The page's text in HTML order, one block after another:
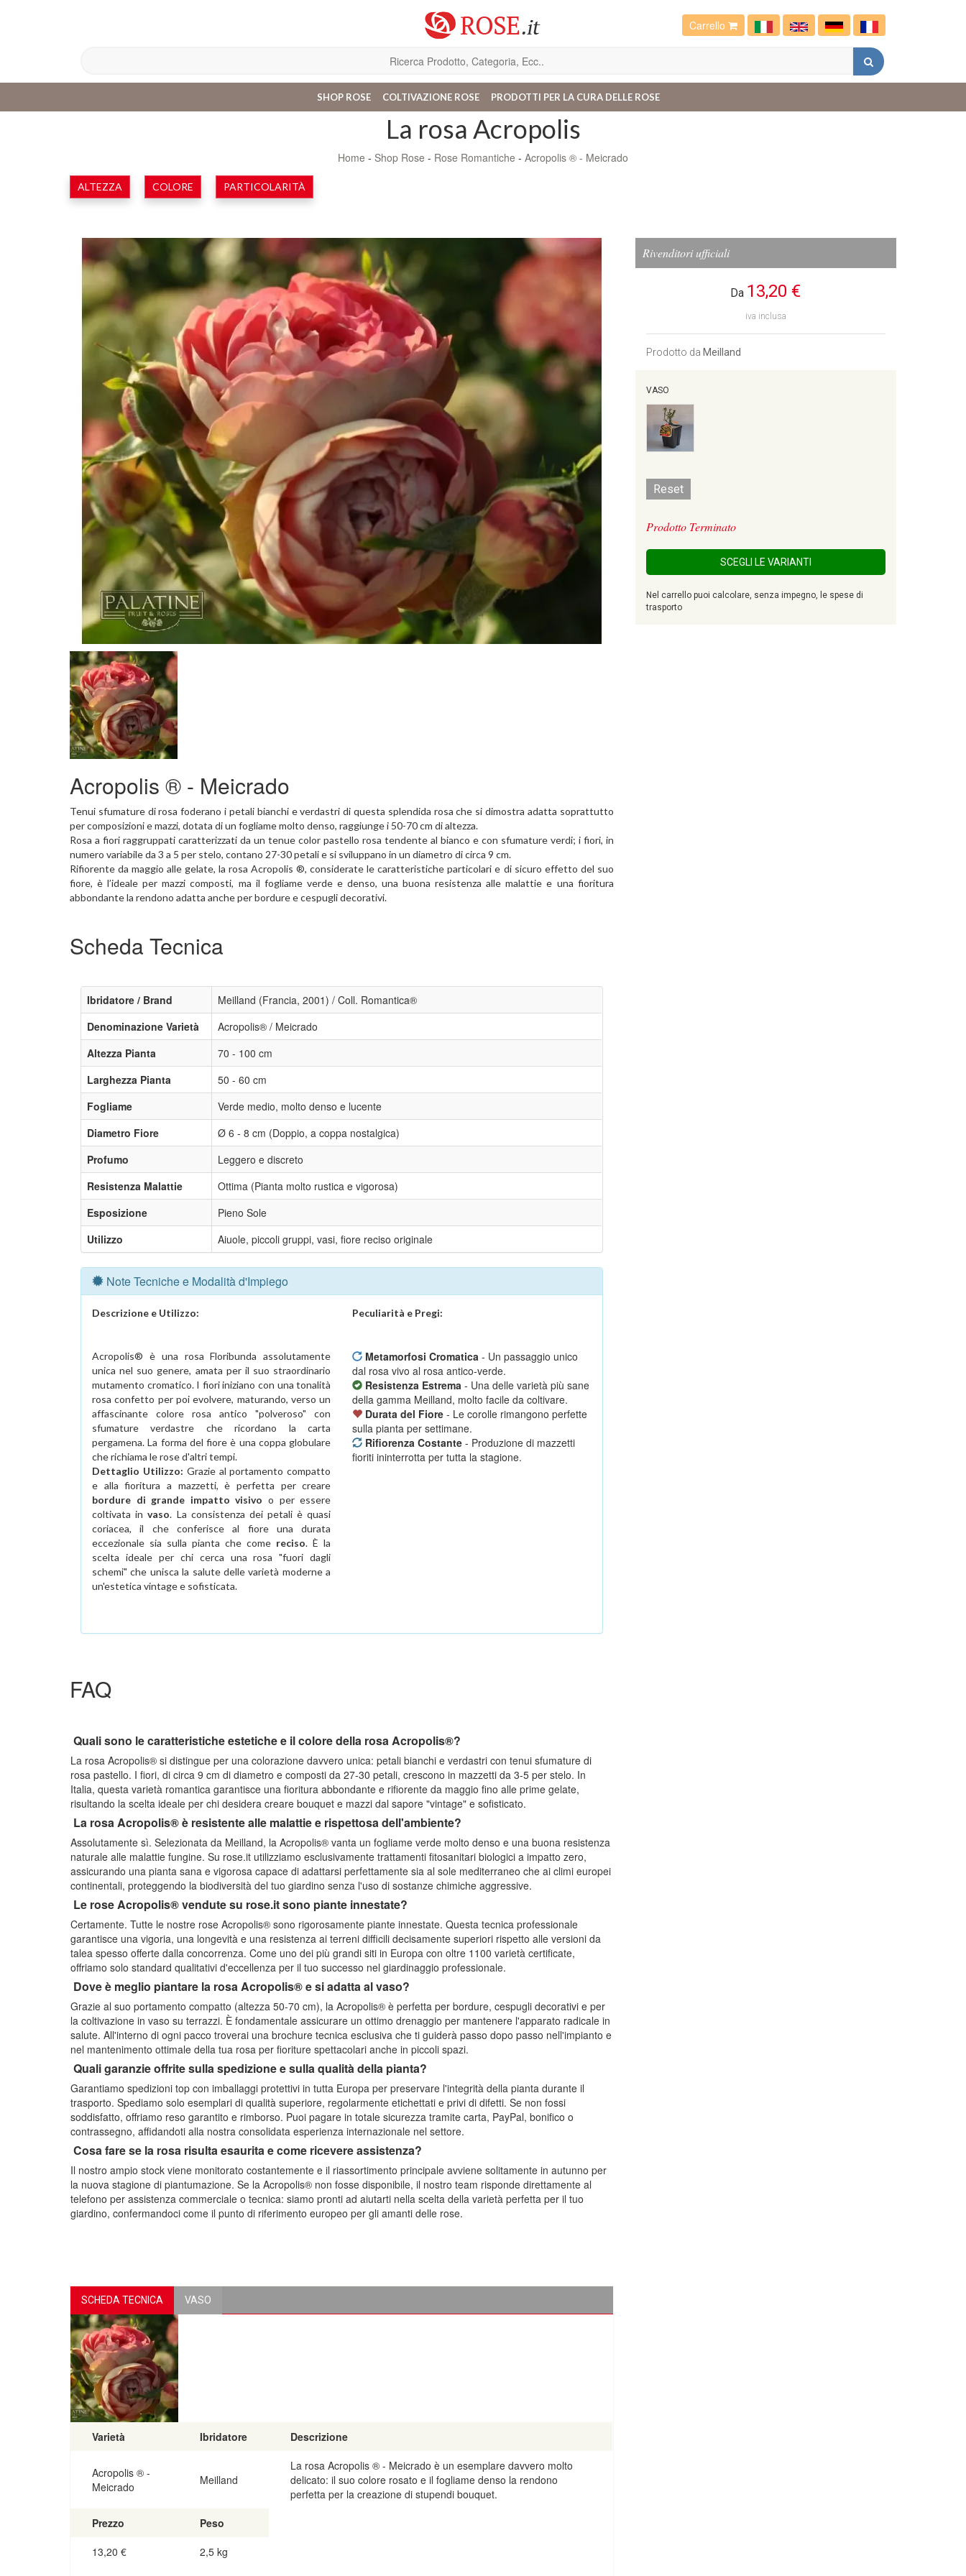
Carrello
SHOP ROSE COLTIVAZIONE ROSE PRODOTTI PER LA CURA DELLE ROSE
La rosa Acropolis
Home - Shop Rose - Rose Romantiche - Acropolis ® - Meicrado
ALTEZZA COLORE PARTICOLARITÀ
Acropolis ® - Meicrado
Tenui sfumature di rosa foderano i petali bianchi e verdastri di questa splendida rosa che si dimostra adatta soprattutto
per composizioni e mazzi, dotata di un fogliame molto denso, raggiunge i 50-70 cm di altezza.
Rosa a fiori raggruppati caratterizzati da un tenue color pastello rosa tendente al bianco e con sfumature verdi; i fiori, in
numero variabile da 3 a 5 per stelo, contano 27-30 petali e si sviluppano in un diametro di circa 9 cm.
Rifiorente da maggio alle gelate, la rosa Acropolis ®, considerate le caratteristiche particolari e di sicuro effetto del suo
fiore, è l’ideale per mazzi composti, ma il fogliame verde e denso, una buona resistenza alle malattie e una fioritura
abbondante la rendono adatta anche per bordure e cespugli decorativi.
Scheda Tecnica
Ibridatore / Brand
Meilland (Francia, 2001) / Coll. Romantica®
Denominazione Varietà
Acropolis® / Meicrado
Altezza Pianta
70 - 100 cm
Larghezza Pianta
50 - 60 cm
Fogliame
Verde medio, molto denso e lucente
Diametro Fiore
Ø 6 - 8 cm (Doppio, a coppa nostalgica)
Profumo
Leggero e discreto
Resistenza Malattie
Ottima (Pianta molto rustica e vigorosa)
Esposizione
Pieno Sole
Utilizzo
Aiuole, piccoli gruppi, vasi, fiore reciso originale
Note Tecniche e Modalità d'Impiego
Descrizione e Utilizzo:
Acropolis® è una rosa Floribunda assolutamente
unica nel suo genere, amata per il suo straordinario
mutamento cromatico. I fiori iniziano con una tonalità
rosa confetto per poi evolvere, maturando, verso un
affascinante colore rosa antico "polveroso" con
sfumature verdastre che ricordano la carta
pergamena. La forma del fiore è una coppa globulare
che richiama le rose d'altri tempi.
Dettaglio Utilizzo: Grazie al portamento compatto
e alla fioritura a mazzetti, è perfetta per creare
bordure di grande impatto visivo o per essere
coltivata invaso. La consistenza dei petali è quasi
coriacea, il che conferisce al fiore una durata
eccezionale sia sulla pianta che come reciso. È la
scelta ideale per chi cerca una rosa "fuori dagli
schemi" che unisca la salute delle varietà moderne a
un'estetica vintage e sofisticata.
Peculiarità e Pregi:
Metamorfosi Cromatica - Un passaggio unico
dal rosa vivo al rosa antico-verde.
Resistenza Estrema - Una delle varietà più sane
della gamma Meilland, molto facile da coltivare.
Durata del Fiore - Le corolle rimangono perfette
sulla pianta per settimane.
Rifiorenza Costante - Produzione di mazzetti
fioriti ininterrotta per tutta la stagione.
FAQ
Quali sono le caratteristiche estetiche e il colore della rosa Acropolis®?
La rosa Acropolis® si distingue per una colorazione davvero unica: petali bianchi e verdastri con tenui sfumature di
rosa pastello. I fiori, di circa 9 cm di diametro e composti da 27-30 petali, crescono in mazzetti da 3-5 per stelo. In
Italia, questa varietà romantica garantisce una fioritura abbondante e rifiorente da maggio fino alle prime gelate,
risultando la scelta ideale per chi desidera creare bouquet e mazzi dal sapore "vintage" e sofisticato.
La rosa Acropolis® è resistente alle malattie e rispettosa dell'ambiente?
Assolutamente sì. Selezionata da Meilland, la Acropolis® vanta un fogliame verde molto denso e una buona resistenza
naturale alle malattie fungine. Su rose.it utilizziamo esclusivamente trattamenti fitosanitari biologici a impatto zero,
assicurando una pianta sana e vigorosa capace di adattarsi perfettamente sia al sole mediterraneo che ai climi europei
continentali, proteggendo la biodiversità del tuo giardino senza l'uso di sostanze chimiche aggressive.
Le rose Acropolis® vendute su rose.it sono piante innestate?
Certamente. Tutte le nostre rose Acropolis® sono rigorosamente piante innestate. Questa tecnica professionale
garantisce una vigoria, una longevità e una resistenza ai terreni difficili decisamente superiori rispetto alle versioni da
talea spesso offerte dalla concorrenza. Come uno dei più grandi siti in Europa con oltre 1100 varietà certificate,
offriamo solo standard qualitativi d'eccellenza per il tuo successo nel giardinaggio professionale.
Dove è meglio piantare la rosa Acropolis® e si adatta al vaso?
Grazie al suo portamento compatto (altezza 50-70 cm), la Acropolis® è perfetta per bordure, cespugli decorativi e per
la coltivazione in vaso su terrazzi. È fondamentale assicurare un ottimo drenaggio per mantenere l'apparato radicale in
salute. All'interno di ogni pacco troverai una brochure tecnica esclusiva che ti guiderà passo dopo passo nell'impianto e
nel mantenimento ottimale della tua rosa per fioriture spettacolari anche in piccoli spazi.
Quali garanzie offrite sulla spedizione e sulla qualità della pianta?
Garantiamo spedizioni top con imballaggi protettivi in tutta Europa per preservare l'integrità della pianta durante il
trasporto. Spediamo solo esemplari di qualità superiore, regolarmente etichettati e privi di difetti. Se non fossi
soddisfatto, offriamo reso garantito e rimborso. Puoi pagare in totale sicurezza tramite carta, PayPal, bonifico o
contrassegno, affidandoti alla nostra consolidata esperienza internazionale nel settore.
Cosa fare se la rosa risulta esaurita e come ricevere assistenza?
Il nostro ampio stock viene monitorato costantemente e il riassortimento principale avviene solitamente in autunno per
la nuova stagione di piantumazione. Se la Acropolis® non fosse disponibile, il nostro team risponde direttamente al
telefono per assistenza commerciale o tecnica: siamo pronti ad aiutarti nella scelta della varietà perfetta per il tuo
giardino, confermandoci come il punto di riferimento europeo per gli amanti delle rose.
Rivenditori ufficiali
Da 13,20 €
iva inclusa
Prodotto da Meilland
VASO
Reset
Prodotto Terminato
SCEGLI LE VARIANTI
Nel carrello puoi calcolare, senza impegno, le spese di
trasporto
SCHEDA TECNICA VASO
Varietà Ibridatore Descrizione
Acropolis ® -
Meicrado
Meilland
La rosa Acropolis ® - Meicrado è un esemplare davvero molto
delicato: il suo colore rosato e il fogliame denso la rendono
perfetta per la creazione di stupendi bouquet.
Prezzo
Peso
13,20 € 2,5 kg